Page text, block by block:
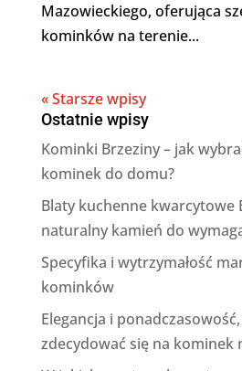
Mazowieckiego, oferująca
kominków na terenie...
« Starsze wpisy
Ostatnie wpisy
Kominki Brzeziny – jak
kominek do domu?
Blaty kuchenne kwarcytowe
naturalny kamień do
Specyfika i wytrzymałość
kominków
Elegancja i
zdecydować się na kominek